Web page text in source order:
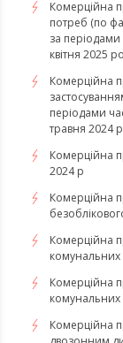
Комерційна
потреб (по
за
квітня 2025
Комерційна
періодами
травня 2024
Комерційна
2024 р
Комерційна
Комерційна
комунальних
Комерційна
комунальних
Комерційна